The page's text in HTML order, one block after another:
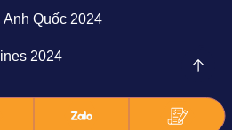
Anh Quốc 2024
2024
BrainClick Vietnam